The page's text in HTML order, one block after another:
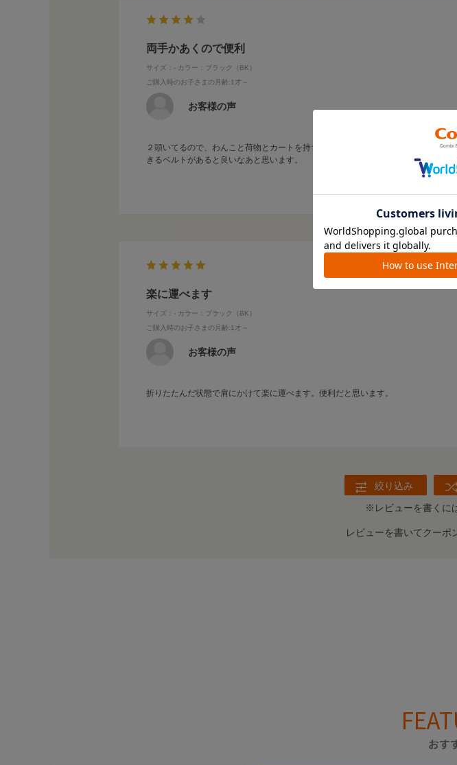
両手かあくので便利
サイズ：- カラー：ブラック（BK）
ご購入時のお子さまの月齢:1才～
お客様の声
２頭いてるので、わんこと荷物とカートを持ち運ぶのが、大変で購入しました。
きるベルトがあると良いなあと思います。
楽に運べます
サイズ：- カラー：ブラック（BK）
ご購入時のお子さまの月齢:1才～
お客様の声
折りたたんだ状態で肩にかけて楽に運べます。便利だと思います。
絞り込み
※レビューを書くに
レビューを書いてクーポ
おす